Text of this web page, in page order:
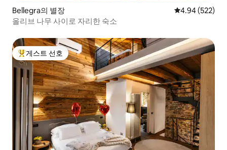
Bellegra의 별장 평점 4.94점(5
4.94 (522)
올리브 나무 사이로 자리한 숙소
상위 게스트 선호
게스트 선호